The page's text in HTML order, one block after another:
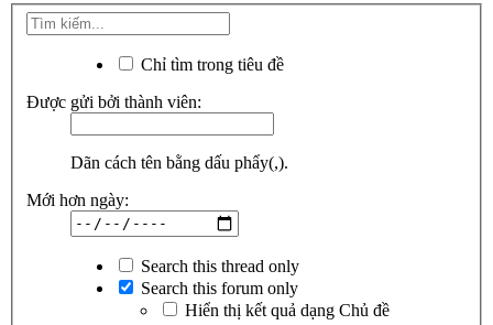
Chỉ tìm trong tiêu đề
Được gửi bởi thành viên:
Dãn cách tên bằng dấu phẩy(,).
Mới hơn ngày:
Search this thread only
Search this forum only
Hiển thị kết quả dạng Chủ đề